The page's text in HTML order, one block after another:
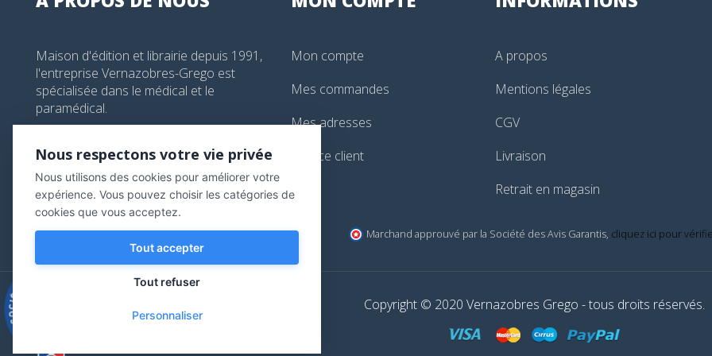
Maison d'édition et librairie depuis 1991,
l'entreprise Vernazobres-Grego est
spécialisée dans le médical et le
paramédical.
librairie@vg-editions.com
Mon compte
Mes commandes
Mes adresses
Service client
A propos
Mentions légales
CGV
Livraison
Retrait en magasin
Marchand approuvé par la Société des Avis Garantis, cliquez ici pour
Copyright © 2020 Vernazobres Grego - tous droits réservés.
Nous respectons votre vie privée
Nous utilisons des cookies pour améliorer votre
expérience. Vous pouvez choisir les catégories de
cookies que vous acceptez.
Tout accepter
Tout refuser
Personnaliser